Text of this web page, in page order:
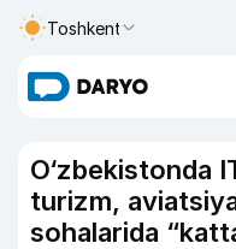
Toshkent
O‘zbekistonda
turizm,
sohalarida